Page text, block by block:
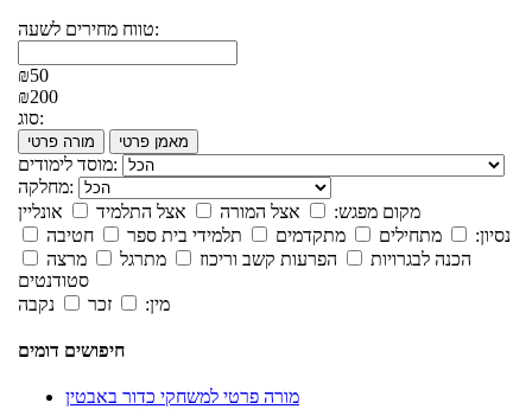
טווח מחירים לשעה:
₪50
₪200
סוג:
מורה פרטי מאמן פרטי
מוסד לימודים:
מחלקה:
מקום מפגש:
אצל המורה אצל התלמיד
אונליין
נסיון:
מתחילים מתקדמים תלמידי בית ספר
חטיבה
הכנה לבגרויות
הפרעות קשב וריכוז מתרגל
מרצה
סטודנטים
מין:
זכר נקבה
חיפושים דומים
מורה פרטי למשחקי כדור באבטין